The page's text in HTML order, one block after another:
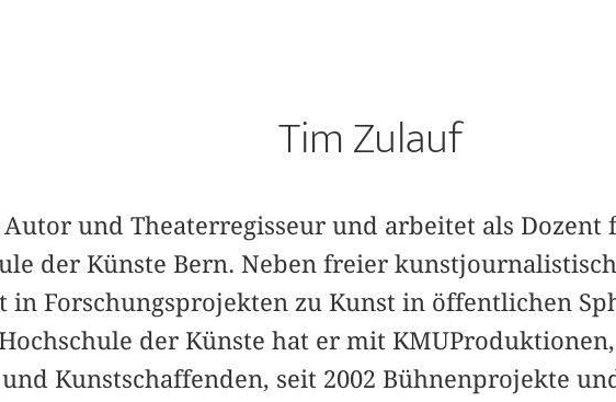
Tim Zulauf
und Theaterregisseur und arbeitet als Dozent
der Künste Bern. Neben freier
in Forschungsprojekten zu Kunst in öffentlichen
der Künste hat er mit
Kunstschaffenden, seit 2002 Bühnenprojekte